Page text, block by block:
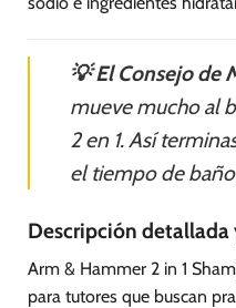
💡 El Consejo de
mueve mucho al
2 en 1. Así
el tiempo de
Descripción detallada
Arm & Hammer 2 in 1
para tutores que buscan